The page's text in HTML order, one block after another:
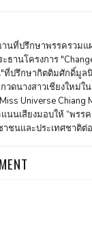
นที่ปรึกษาพรรครวม
ธานโครงการ
"ที่ปรึกษากิตติมศักดิ์มูล
วดนางสาวเชียงใหม่ใ
Universe Chiang
นเสียงมอบให้ “พรร
าชนและประเทศชาติต่